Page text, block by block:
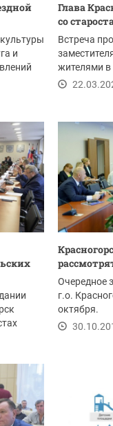
и
Глава
со
Встреча
жителями в
Очередное
г.о.
октября.